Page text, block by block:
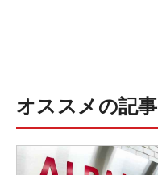
オススメの記事